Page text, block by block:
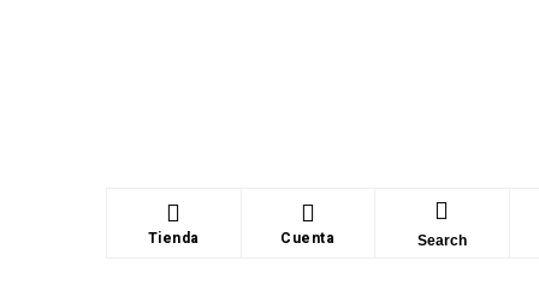
Tienda Cuenta Search